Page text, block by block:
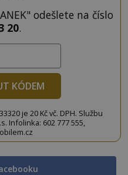
odešlete na číslo
20.
KÓDEM
je 20 Kč vč. DPH. Službu
Infolinka: 602 777 555,